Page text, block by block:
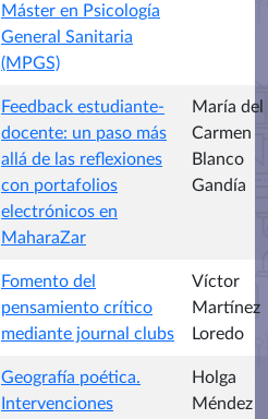
Máster en Psicología
General Sanitaria
(MPGS)
Feedback estudiante-
docente: un paso más
allá de las reflexiones
con portafolios
electrónicos en
MaharaZar
María del
Carmen
Blanco
Gandía
Fomento del
pensamiento crítico
mediante journal clubs
Víctor
Martínez
Loredo
Geografía poética.
Intervenciones
Holga
Méndez